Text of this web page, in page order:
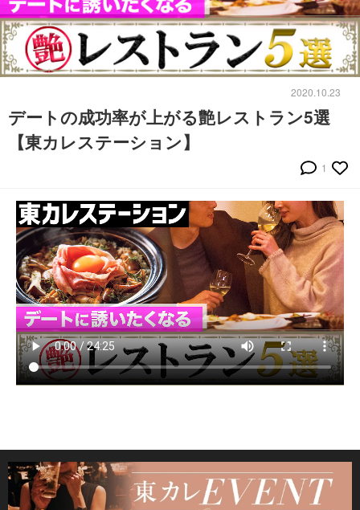
2020.10.23
デートの成功率が上がる艶レストラン5選
【東カレステーション】
1